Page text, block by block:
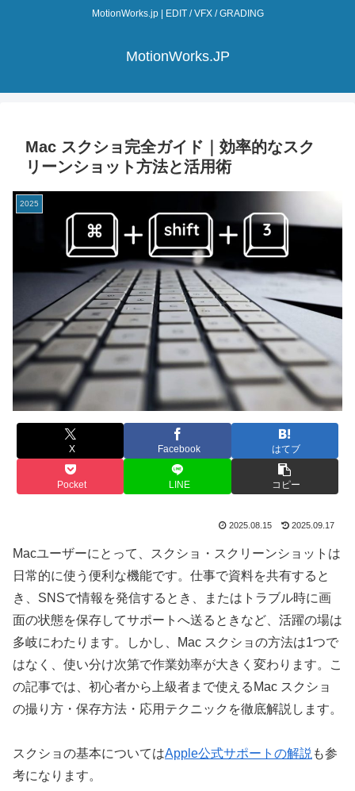
MotionWorks.jp | EDIT / VFX / GRADING
MotionWorks.JP
Mac スクショ完全ガイド｜効率的なスク
リーンショット方法と活用術
2025
X Facebook はてブ
Pocket LINE コピー
2025.08.15 2025.09.17
Macユーザーにとって、スクショ・スクリーンショットは
日常的に使う便利な機能です。仕事で資料を共有すると
き、SNSで情報を発信するとき、またはトラブル時に画
面の状態を保存してサポートへ送るときなど、活躍の場は
多岐にわたります。しかし、Mac スクショの方法は1つで
はなく、使い分け次第で作業効率が大きく変わります。こ
の記事では、初心者から上級者まで使えるMac スクショ
の撮り方・保存方法・応用テクニックを徹底解説します。
スクショの基本についてはApple公式サポートの解説 も参
考になります。